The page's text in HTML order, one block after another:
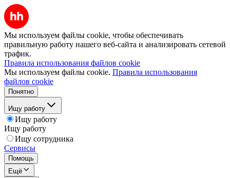
Мы используем файлы cookie, чтобы обеспечивать
правильную работу нашего веб-сайта и анализировать сетевой
трафик.
Правила использования файлов cookie
Мы используем файлы cookie. Правила использования
файлов cookie
Понятно
Ищу работу
Ищу работу
Ищу работу
Ищу сотрудника
Сервисы
Помощь
Ещё